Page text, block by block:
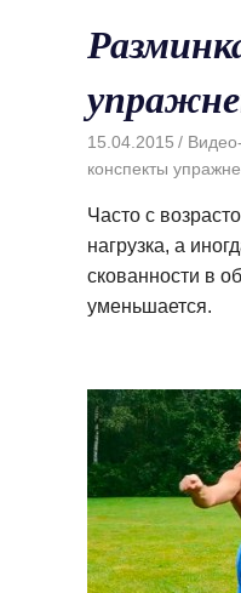
15.04.2015
конспекты
Часто с
нагрузка, а
скованности в
уменьшается.